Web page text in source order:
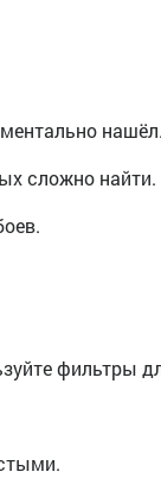
нашёл.
сложно найти.
фильтры